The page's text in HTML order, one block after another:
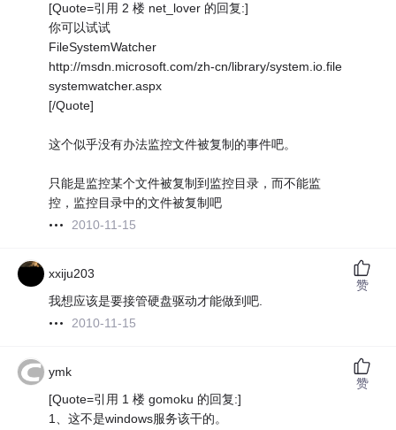
[Quote=引用 2 楼 net_lover 的回复:]
你可以试试
FileSystemWatcher
http://msdn.microsoft.com/zh-cn/library/system.io.file
systemwatcher.aspx
[/Quote]
这个似乎没有办法监控文件被复制的事件吧。
只能是监控某个文件被复制到监控目录，而不能监
控，监控目录中的文件被复制吧
2010-11-15
xxiju203
我想应该是要接管硬盘驱动才能做到吧.
2010-11-15
赞
ymk
[Quote=引用 1 楼 gomoku 的回复:]
1、这不是windows服务该干的。
赞